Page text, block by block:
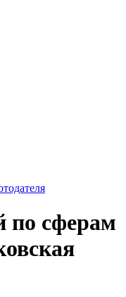
по сферам